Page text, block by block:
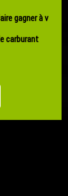
gagner à v
carburant